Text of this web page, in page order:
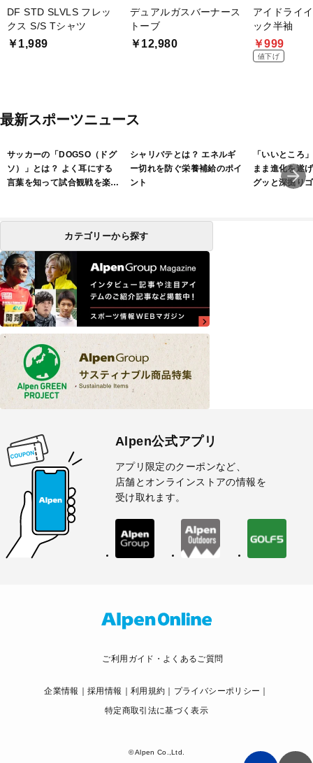
DF STD SLVLS フレッ
クス S/S Tシャツ
￥1,989
デュアルガスバーナース
トーブ
￥12,980
アイドライ
ック半袖
￥999
値下げ
最新スポーツニュース
サッカーの「DOGSO（ドグ
ソ）」とは？ よく耳にする
言葉を知って試合観戦を楽し
シャリバテとは？ エネルギ
ー切れを防ぐ栄養補給のポイ
ント
「いいところ
まま進化を遂
グッと深掘り
カテゴリーから探す
Alpen公式アプリ
アプリ限定のクーポンなど、
店舗とオンラインストアの情報を
受け取れます。
ご利用ガイド・よくあるご質問
企業情報 採用情報 利用規約
プライバシーポリシー
特定商取引法に基づく表示
© Alpen Co.,Ltd.